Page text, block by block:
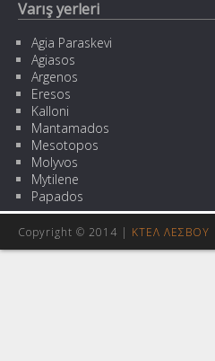
Varış yerleri
Agia Paraskevi
Agiasos
Argenos
Eresos
Kalloni
Mantamados
Mesotopos
Molyvos
Mytilene
Papados
Copyright © 2014 | ΚΤΕΛ ΛΕΣΒΟΥ